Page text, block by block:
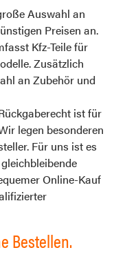
Auswahl an
Preisen an.
Kfz-Teile für
Zusätzlich
an Zubehör und
ist für
legen besonderen
Für uns ist es
Online-Kauf
Bestellen.